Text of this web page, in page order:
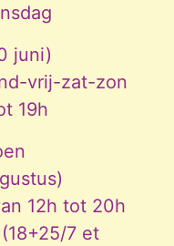
juni)
vrij-zat-zon
19h
12h tot 20h
7 et